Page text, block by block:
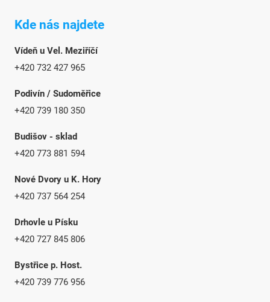
Kde nás najdete
Vídeň u Vel. Meziříčí
+420 732 427 965
Podivín / Sudoměřice
+420 739 180 350
Budišov - sklad
+420 773 881 594
Nové Dvory u K. Hory
+420 737 564 254
Drhovle u Písku
+420 727 845 806
Bystřice p. Host.
+420 739 776 956